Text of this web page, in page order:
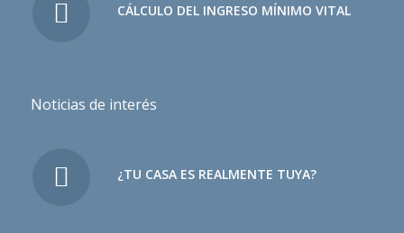
CÁLCULO DEL INGRESO MÍNIMO VITAL
Noticias de interés
¿TU CASA ES REALMENTE TUYA?